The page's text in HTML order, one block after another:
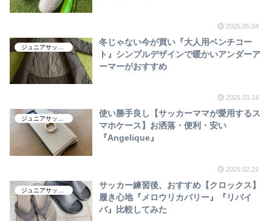
2025.05.04
冬じゃない今が買い『大人用ベンチコー
ト』シンプルデザインで暖かいアンダーア
ーマーがおすすめ
2025.03.14
ジュニアサッカー
使い勝手良し【サッカーママが愛用するス
マホケース】お洒落・便利・安い
『Angelique』
2025.02.22
サッカー練習後、おすすめ【クロックス】
履き心地『メロウリカバリー』『リバイ
バ』比較してみた